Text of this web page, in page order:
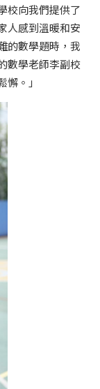
校向我們提供了
人感到溫暖和安
的數學題時，我
數學老師李副校
。」